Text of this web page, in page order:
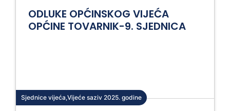
ODLUKE OPĆINSKOG VIJEĆA
OPĆINE TOVARNIK-9. SJEDNICA
Sjednice vijeća,Vijeće saziv 2025. godine